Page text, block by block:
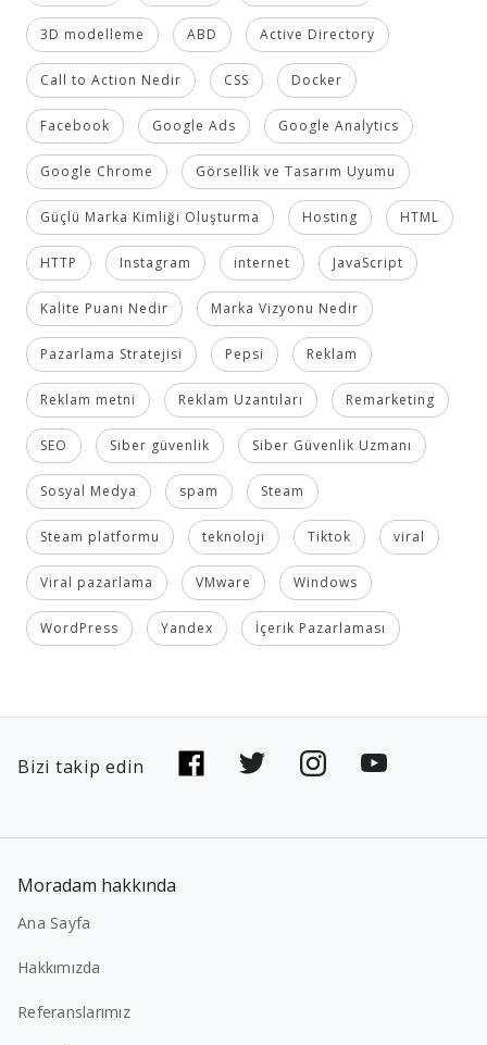
3D modelleme ABD Active Directory
Call to Action Nedir CSS Docker
Facebook Google Ads Google Analytics
Google Chrome Görsellik ve Tasarım Uyumu
Güçlü Marka Kimliği Oluşturma Hosting HTML
HTTP Instagram internet JavaScript
Kalite Puanı Nedir Marka Vizyonu Nedir
Pazarlama Stratejisi Pepsi Reklam
Reklam metni Reklam Uzantıları Remarketing
SEO Siber güvenlik Siber Güvenlik Uzmanı
Sosyal Medya spam Steam
Steam platformu teknoloji Tiktok viral
Viral pazarlama VMware Windows
WordPress Yandex İçerik Pazarlaması
Bizi takip edin
Moradam hakkında
Ana Sayfa
Hakkımızda
Referanslarımız